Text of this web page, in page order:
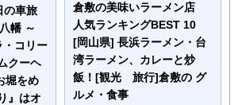
の車旅
幡 ～
・コリー
クーヘ
堀をめ
』はオ
倉敷の美味いラーメン店
人気ランキングBEST 10
[岡山県] 長浜ラーメン・台
湾ラーメン、カレーと炒
飯！[観光 旅行]倉敷の グ
ルメ・食事